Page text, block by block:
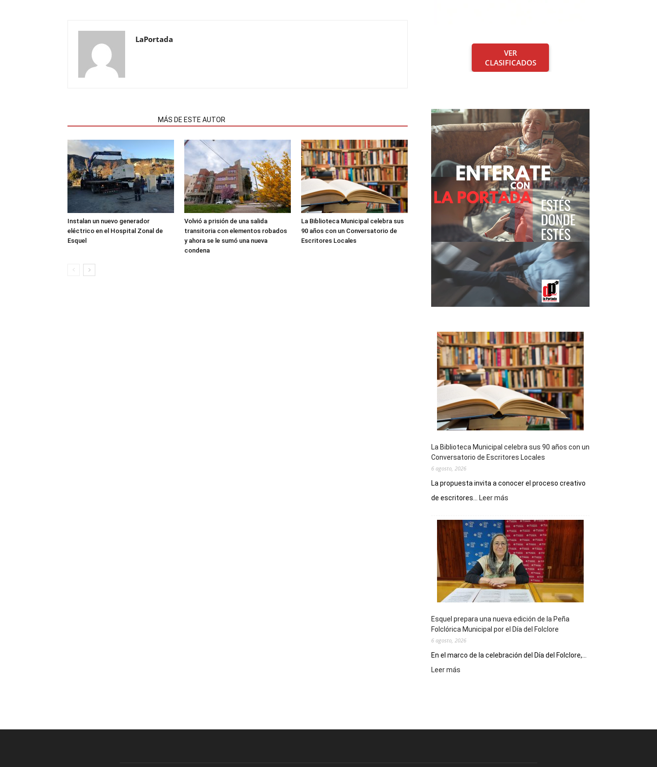
LaPortada
MÁS DE ESTE AUTOR
Instalan un nuevo generador
eléctrico en el Hospital Zonal de
Esquel
Volvió a prisión de una salida
transitoria con elementos robados
y ahora se le sumó una nueva
condena
La Biblioteca Municipal celebra sus
90 años con un Conversatorio de
Escritores Locales
VER
CLASIFICADOS
La Biblioteca Municipal celebra sus 90 años con un
Conversatorio de Escritores Locales
6 agosto, 2026
La propuesta invita a conocer el proceso creativo
de escritores...
Leer más
Municipal
celebra
sus
90
años
con
un
Conversatorio
Escritores
Locales
Esquel prepara una nueva edición de la Peña
Folclórica Municipal por el Día del Folclore
6 agosto, 2026
En el marco de la celebración del Día del Folclore,...
Leer más
de